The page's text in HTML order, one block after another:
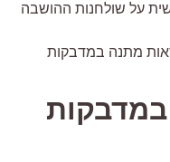
שולחנות ההושבה
מתנה במדבקות